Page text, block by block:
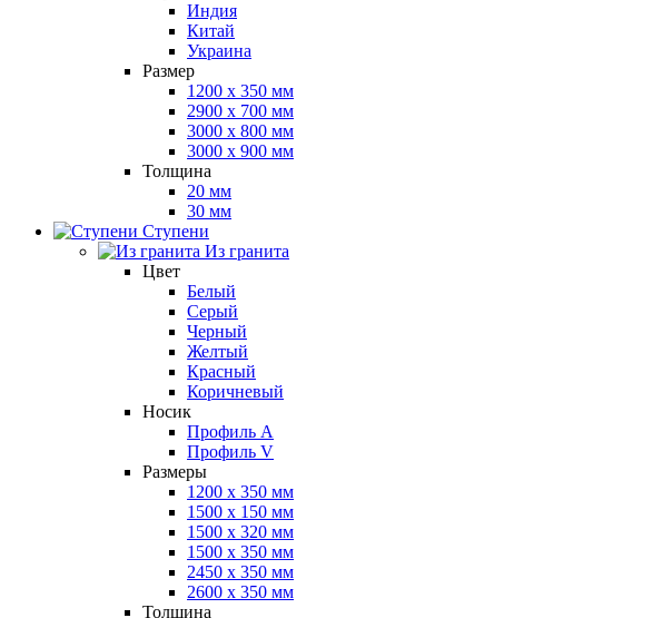
Индия
Китай
Украина
Размер
1200 x 350 мм
2900 x 700 мм
3000 x 800 мм
3000 x 900 мм
Толщина
20 мм
30 мм
Ступени
Из гранита
Цвет
Белый
Серый
Черный
Желтый
Красный
Коричневый
Носик
Профиль A
Профиль V
Размеры
1200 x 350 мм
1500 x 150 мм
1500 x 320 мм
1500 x 350 мм
2450 x 350 мм
2600 x 350 мм
Толщина